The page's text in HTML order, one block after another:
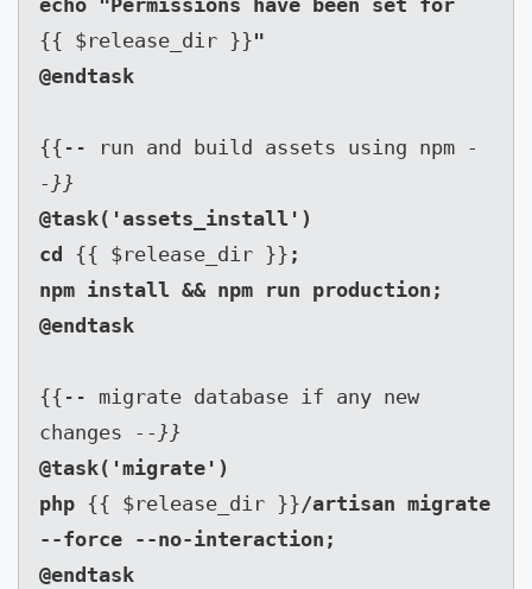
echo "Permissions have been set for
{{ $release_dir }}"
@endtask
{{-- run and build assets using npm -
-}}
@task('assets_install')
cd {{ $release_dir }} ;
npm install && npm run production;
@endtask
{{-- migrate database if any new
changes
--}}
@task('migrate')
php {{ $release_dir }}/artisan migrate
--force --no-interaction;
@endtask